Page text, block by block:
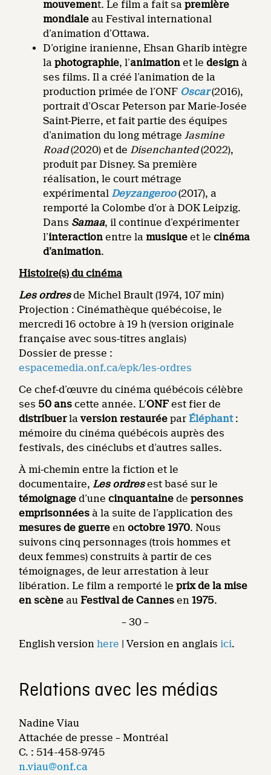
mouvement. Le film a fait sapremière
mondiale au Festival international
d’animation d’Ottawa.
D’origine iranienne, Ehsan Gharib intègre
laphotographie, l’animation et le design à
ses films. Il a créé l’animation de la
production primée de l’ONF Oscar(2016),
portrait d’Oscar Peterson par Marie-Josée
Saint-Pierre, et fait partie des équipes
d’animation du long métrage Jasmine
Road(2020) et de Disenchanted(2022),
produit par Disney. Sa première
réalisation, le court métrage
expérimental Deyzangeroo(2017), a
remporté la Colombe d’or à DOK Leipzig.
Dans Samaa, il continue d’expérimenter
l’interaction entre la musiqueet lecinéma
d’animation.
Histoire(s) du cinéma
Les ordresde Michel Brault (1974, 107 min)
Projection : Cinémathèque québécoise, le
mercredi 16 octobre à 19 h (version originale
française avec sous-titres anglais)
Dossier de presse :
espacemedia.onf.ca/epk/les-ordres
Ce chef-d’œuvre du cinéma québécois célèbre
ses 50 ans cette année. L’ONF est fier de
distribuerlaversion restaurée par Éléphant:
mémoire du cinéma québécois auprès des
festivals, des cinéclubs et d’autres salles.
À mi-chemin entre la fiction et le
documentaire, Les ordresest basé sur le
témoignage d’unecinquantaine depersonnes
emprisonnées à la suite de l’application des
mesures de guerre enoctobre 1970. Nous
suivons cinq personnages (trois hommes et
deux femmes) construits à partir de ces
témoignages, de leur arrestation à leur
libération. Le film a remporté leprix de la mise
en scène auFestival de Cannes en1975.
– 30 –
English versionhere | Version en anglais ici.
Relations avec les médias
Nadine Viau
Attachée de presse – Montréal
C. : 514-458-9745
n.viau@onf.ca